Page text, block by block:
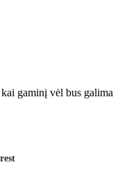
gaminį vėl bus galima